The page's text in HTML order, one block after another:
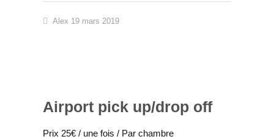
Alex 19 mars 2019
Airport pick up/drop off
Prix 25€ / une fois / Par chambre